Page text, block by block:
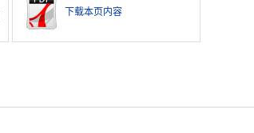
下载本页内容